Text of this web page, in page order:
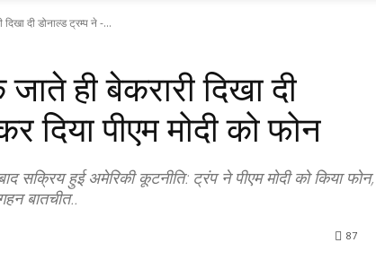
दी डोनाल्ड ट्रम्प ने -...
ही बेकरारी दिखा दी
दिया पीएम मोदी को फोन
सक्रिय हुई अमेरिकी कूटनीति: ट्रंप ने पीएम मोदी को किया फोन,
बातचीत..
87